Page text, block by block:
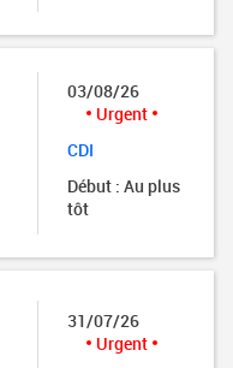
03/08/26
Urgent
CDI
Début : Au plus
tôt
31/07/26
Urgent